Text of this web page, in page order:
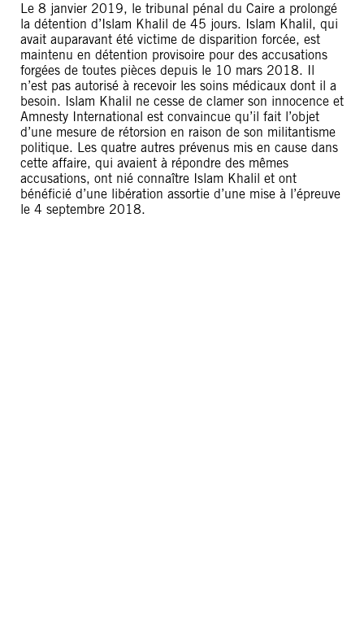
Le 8 janvier 2019, le tribunal pénal du Caire a prolongé
la détention d’Islam Khalil de 45 jours. Islam Khalil, qui
avait auparavant été victime de disparition forcée, est
maintenu en détention provisoire pour des accusations
forgées de toutes pièces depuis le 10 mars 2018. Il
n’est pas autorisé à recevoir les soins médicaux dont il a
besoin. Islam Khalil ne cesse de clamer son innocence et
Amnesty International est convaincue qu’il fait l’objet
d’une mesure de rétorsion en raison de son militantisme
politique. Les quatre autres prévenus mis en cause dans
cette affaire, qui avaient à répondre des mêmes
accusations, ont nié connaître Islam Khalil et ont
bénéficié d’une libération assortie d’une mise à l’épreuve
le 4 septembre 2018.